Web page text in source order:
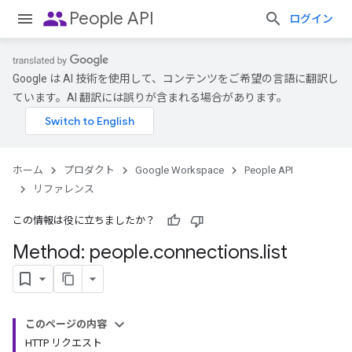
peoplePeople API ログイン
Google は AI 技術を使用して、コンテンツをご希望の言語に翻訳し
ています。AI 翻訳には誤りが含まれる場合があります。
ホーム プロダクト Google Workspace
People API
リファレンス
この情報は役に立ちましたか？
Method: people.connections.list
このページの内容
HTTP リクエスト